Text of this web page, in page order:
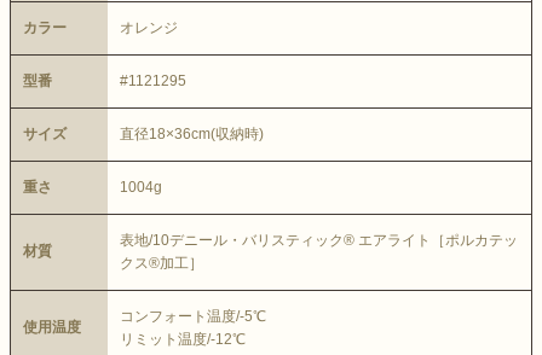
カラー オレンジ
型番 #1121295
サイズ 直径18×36cm(収納時)
重さ 1004g
材質
表地/10デニール・バリスティック® エアライト［ポルカテッ
クス®加工］
使用温度
コンフォート温度/-5℃
リミット温度/-12℃